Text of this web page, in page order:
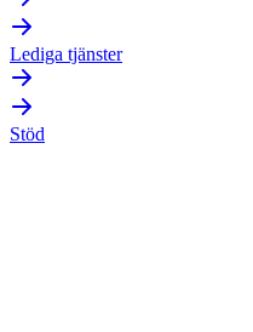
Lediga tjänster
Stöd